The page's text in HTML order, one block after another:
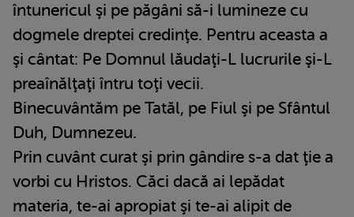
întunericul şi pe păgâni să-i lumineze cu
dogmele dreptei credinţe. Pentru aceasta a
şi cântat: Pe Domnul lăudaţi-L lucrurile şi-L
preaînălţaţi întru toţi vecii.
Binecuvântăm pe Tatăl, pe Fiul şi pe Sfântul
Duh, Dumnezeu.
Prin cuvânt curat şi prin gândire s-a dat ţie a
vorbi cu Hristos. Căci dacă ai lepădat
materia, te-ai apropiat şi te-ai alipit de